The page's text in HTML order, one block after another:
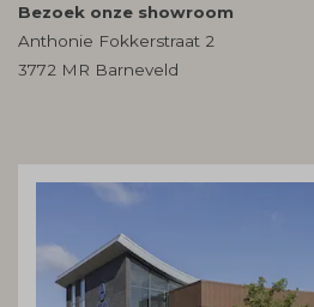
Bezoek onze showroom
Anthonie Fokkerstraat 2
3772 MR Barneveld